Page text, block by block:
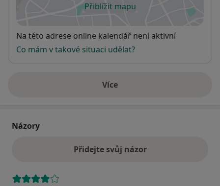
Přiblížit mapuse otevře v nové záložce
Dostupnost
Na této adrese online kalendář není aktivní
Co mám v takové situaci udělat?
Víceo adrese
Názory
Přidejte svůj názor